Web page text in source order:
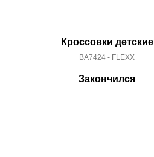
Кроссовки детские
BA7424 - FLEXX
Закончился